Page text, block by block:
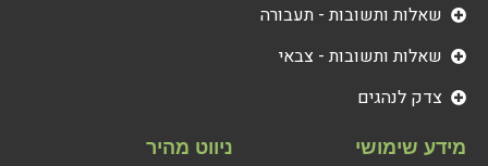
ניווט מהיר
מידע שימושי
שאלות ותשובות - תעבורה
שאלות ותשובות - צבאי
צדק לנהגים